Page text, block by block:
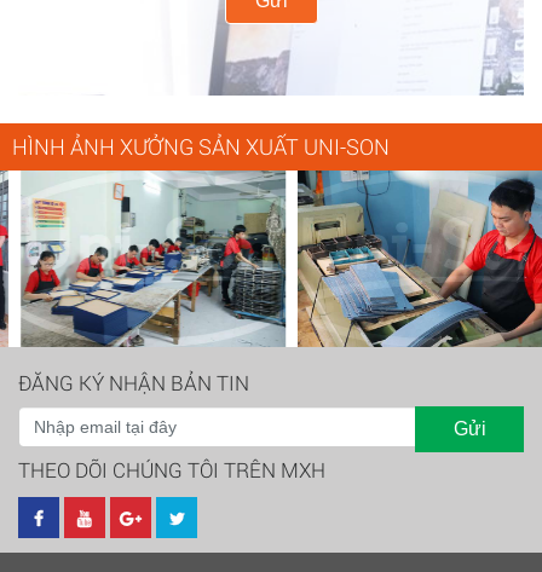
HÌNH ẢNH XƯỞNG SẢN XUẤT UNI-SON
ĐĂNG KÝ NHẬN BẢN TIN
Gửi
THEO DÕI CHÚNG TÔI TRÊN MXH